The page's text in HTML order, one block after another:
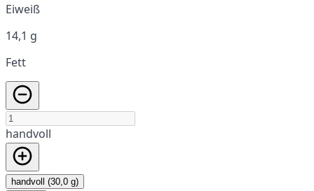
Eiweiß
14,1 g
Fett
handvoll
handvoll (30,0 g)